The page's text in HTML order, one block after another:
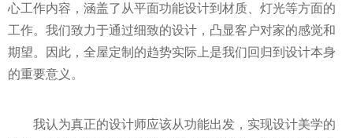
心工作内容，涵盖了从平面功能设计到材质、灯光等方面的
工作。我们致力于通过细致的设计，凸显客户对家的感觉和
期望。因此，全屋定制的趋势实际上是我们回归到设计本身
的重要意义。
我认为真正的设计师应该从功能出发，实现设计美学的